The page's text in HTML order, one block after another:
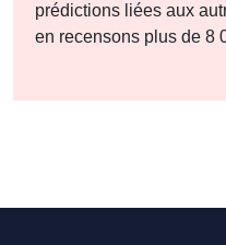
prédictions liées aux
en recensons plus de 8